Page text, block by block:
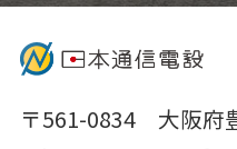
〒561-0834 大阪府